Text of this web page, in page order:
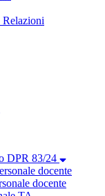
DPR 83/24
docente
docente